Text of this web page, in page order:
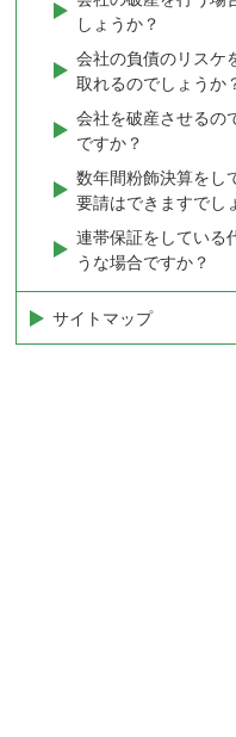
しょうか？
会社の負債のリスケ
取れるのでしょうか
会社を破産させるの
ですか？
数年間粉飾決算をし
要請はできますでし
連帯保証をしている
うな場合ですか？
サイトマップ